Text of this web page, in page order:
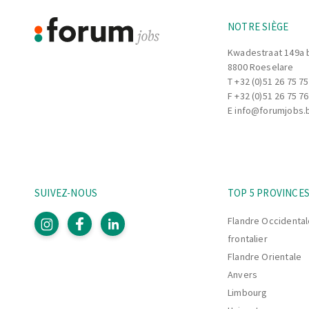
démarrage de la ligne
les opérations de
analysez
intervenez efficacementpour limiter
NOTRE SIÈGE
Kwadestraat 149a
8800 Roeselare
T+32 (0)51 26 75 75
F +32 (0)51 26 75 76
E
TOP 5 PROVINCES
Flandre
frontalier
Flandre Orientale
Anvers
Limbourg
SUIVEZ-NOUS